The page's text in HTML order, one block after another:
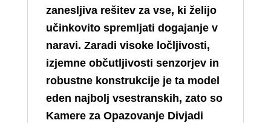
zanesljiva rešitev za vse, ki želijo
učinkovito spremljati dogajanje v
naravi. Zaradi visoke ločljivosti,
izjemne občutljivosti senzorjev in
robustne konstrukcije je ta model
eden najbolj vsestranskih, zato so
Kamere za Opazovanje Divjadi